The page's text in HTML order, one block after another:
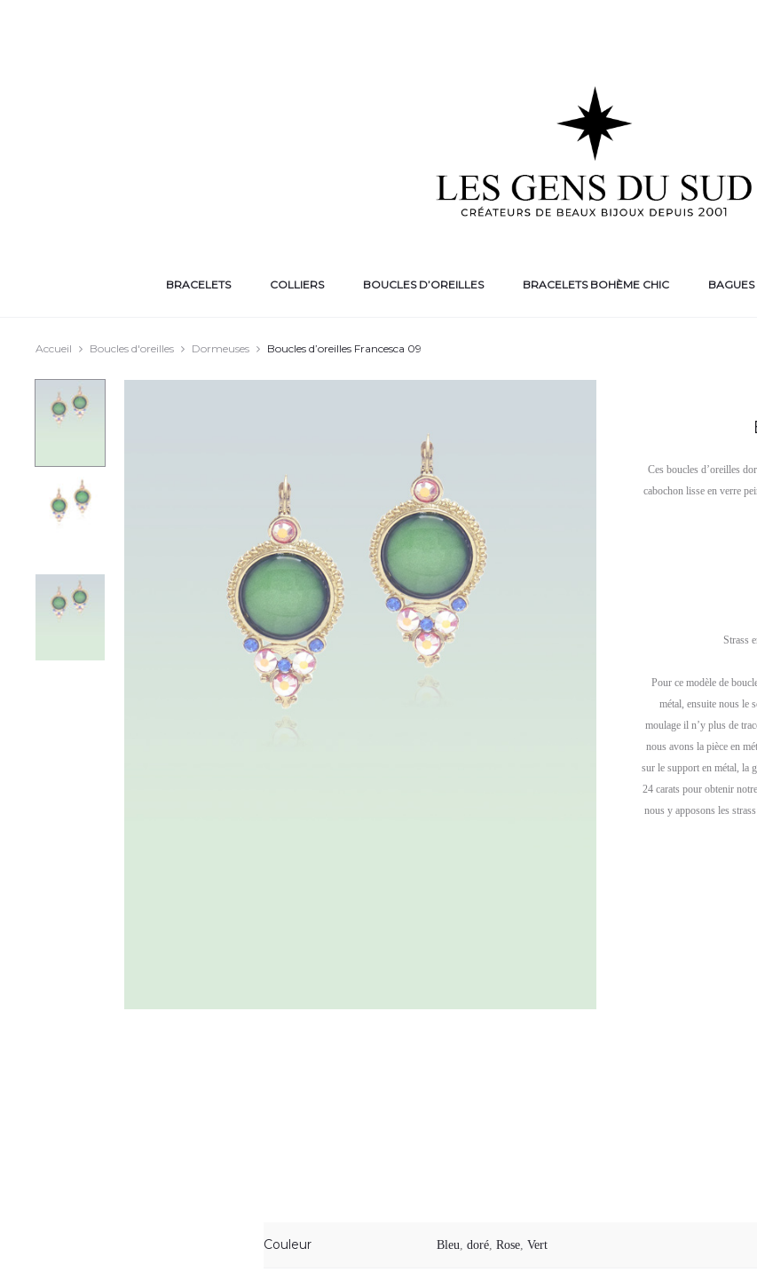
BRACELETS COLLIERS BOUCLES D’OREILLES BRACELETS BOHÈME CHIC BAGUES
Accueil Boucles d'oreilles Dormeuses Boucles d’oreilles Francesca 09
Ces boucles d’oreilles
cabochon lisse en verre
Strass
Pour ce modèle de
métal, ensuite nous le
moulage il n’y plus de
nous avons la pièce en
sur le support en métal, la
24 carats pour obtenir
nous y apposons les
Couleur Bleu doré Rose Vert